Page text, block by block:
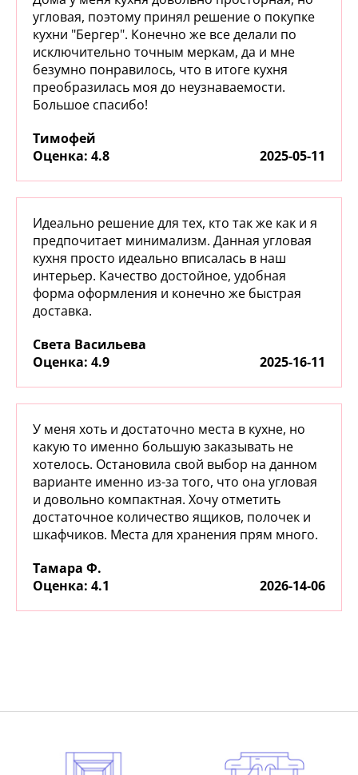
угловая, поэтому принял решение о покупке
кухни "Бергер". Конечно же все делали по
исключительно точным меркам, да и мне
безумно понравилось, что в итоге кухня
преобразилась моя до неузнаваемости.
Большое спасибо!
Тимофей
: 4.8 2025-05-11
Идеально решение для тех, кто так же как и я
предпочитает минимализм. Данная угловая
кухня просто идеально вписалась в наш
интерьер. Качество достойное, удобная
форма оформления и конечно же быстрая
доставка.
Света Васильева
: 4.9 2025-16-11
У меня хоть и достаточно места в кухне, но
какую то именно большую заказывать не
хотелось. Остановила свой выбор на данном
варианте именно из-за того, что она угловая
и довольно компактная. Хочу отметить
достаточное количество ящиков, полочек и
шкафчиков. Места для хранения прям много.
Тамара Ф.
: 4.1 2026-14-06